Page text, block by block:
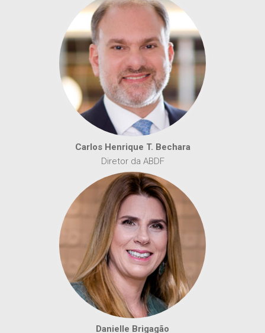
Carlos Henrique T. Bechara
Diretor da ABDF
Danielle Brigagão